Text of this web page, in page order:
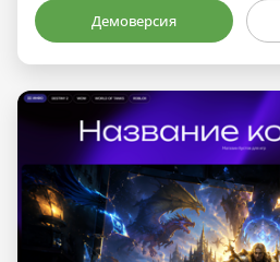
Демоверсия